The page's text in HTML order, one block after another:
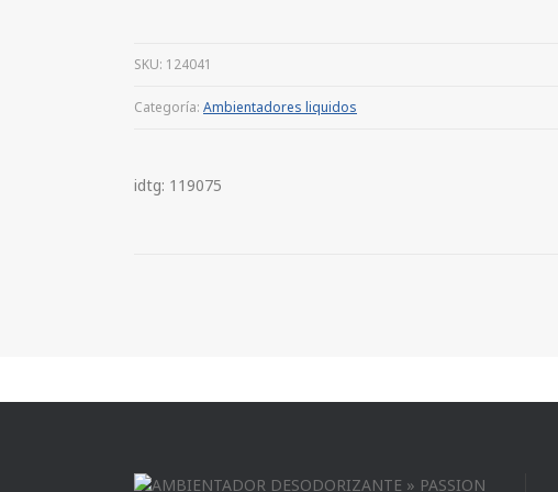
SKU: 124041
Categoría: Ambientadores liquidos
idtg: 119075